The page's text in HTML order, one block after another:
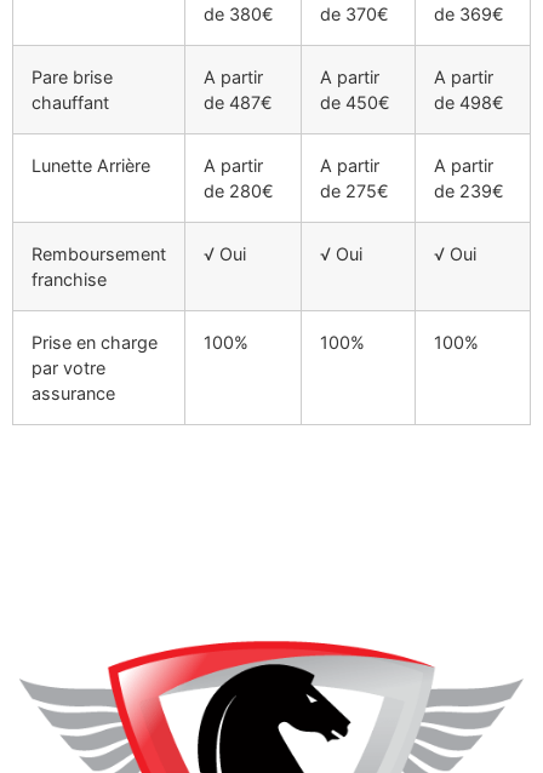
de 380€
de 370€
de 369€
Pare brise
chauffant
A partir
de 487€
A partir
de 450€
A partir
de 498€
Lunette Arrière
A partir
de 280€
A partir
de 275€
A partir
de 239€
Remboursement
franchise
√ Oui √ Oui √ Oui
Prise en charge
par votre
assurance
100% 100% 100%